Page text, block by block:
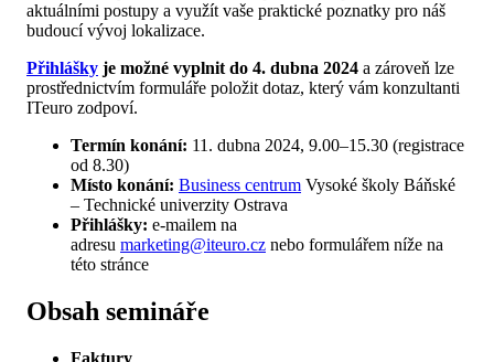
aktuálními postupy a využít vaše praktické poznatky pro náš
budoucí vývoj lokalizace.
Přihlášky je možné vyplnit do 4. dubna 2024 a zároveň lze
prostřednictvím formuláře položit dotaz, který vám konzultanti
ITeuro zodpoví.
Termín konání: 11. dubna 2024, 9.00–15.30 (registrace
od 8.30)
Místo konání: Business centrum Vysoké školy Báňské
– Technické univerzity Ostrava
Přihlášky: e-mailem na
adresu marketing@iteuro.cz nebo formulářem níže na
této stránce
Obsah semináře
Faktury